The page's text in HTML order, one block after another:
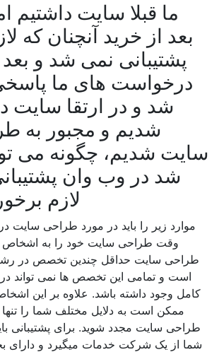
ما قبلا سایت داشتیم
بعد از خرید آنچنان که
پشتیبانی نمی شد و بعد
درخواست های ما
شد و در ارتقا سایت
شدیم و مجبور به
سایت شدیم، چگونه می
شد در وب وان
لازم
موارد زیر را باید در مورد طراحی سایت
وقت طراحی سایت خود را به اشخاص
طراحی سایت حداقل چندین تخصص در رشته
است و تمامی این تخصص ها نمی تواند
کامل وجود داشته باشد. علاوه بر این
ممکن است به دلایل مختلف شما را تنها
طراحی سایت مجدد شوید. برای پشتیبانی
شما از یک شرکت خدمات میگیرد و دارای